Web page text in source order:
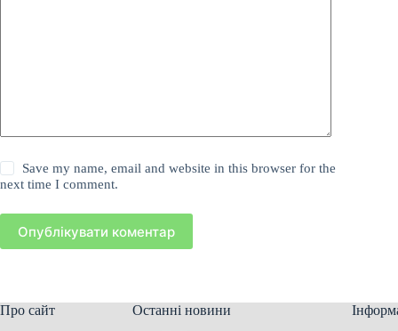
Save my name, email and website in this browser for the
next time I comment.
Опублікувати коментар
Про сайт
Останні новини